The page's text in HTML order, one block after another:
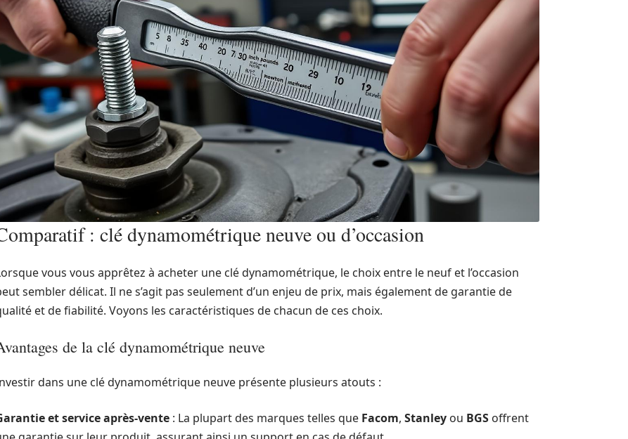
: clé dynamométrique neuve ou d’occasion
vous vous apprêtez à acheter une clé dynamométrique, le choix entre le neuf et l’occasion
sembler délicat. Il ne s’agit pas seulement d’un enjeu de prix, mais également de garantie de
et de fiabilité. Voyons les caractéristiques de chacun de ces choix.
de la clé dynamométrique neuve
dans une clé dynamométrique neuve présente plusieurs atouts :
et service après-vente : La plupart des marques telles que Facom, Stanley ou BGS offrent